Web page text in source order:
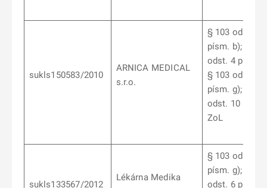
sukls150583/2010
ARNICA MEDICAL
s.r.o.
§ 103 odst. 10
písm. b); § 103
odst. 4 písm.
§ 103 odst. 10
písm. g); § 103
odst. 10 písm.
ZoL
sukls133567/2012
Lékárna Medika
§ 103 odst. 10
písm. g); § 103
odst. 6 písm.